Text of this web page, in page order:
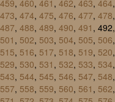
459, 460, 461 , 462, 463, 464,
473, 474, 475, 476, 477, 478,
487, 488, 489, 490, 491 , 492,
501 , 502, 503, 504, 505, 506,
515, 516, 517, 518, 519, 520,
529, 530, 531 , 532, 533, 534,
543, 544, 545, 546, 547, 548,
557, 558, 559, 560, 561 , 562,